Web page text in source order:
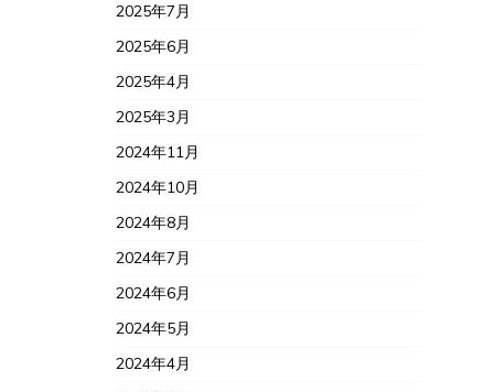
2025年7月
2025年6月
2025年4月
2025年3月
2024年11月
2024年10月
2024年8月
2024年7月
2024年6月
2024年5月
2024年4月